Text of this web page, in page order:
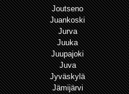
Joutseno
Juankoski
Jurva
Juuka
Juupajoki
Juva
Jyväskylä
Jämijärvi